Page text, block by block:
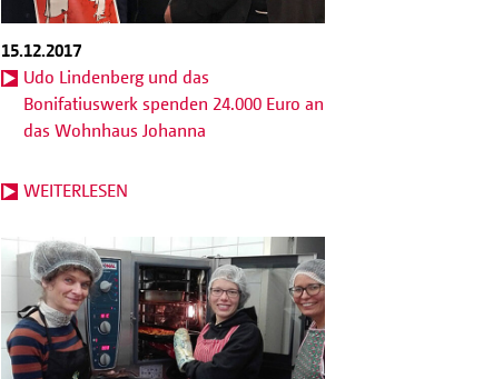
15.12.2017
Udo Lindenberg und das
Bonifatiuswerk spenden 24.000 Euro an
das Wohnhaus Johanna
WEITERLESEN